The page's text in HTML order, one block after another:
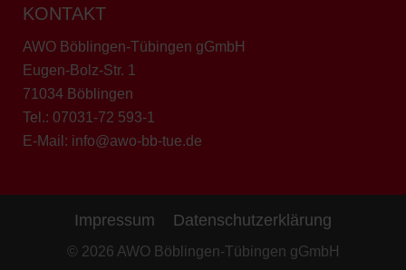
KONTAKT
AWO Böblingen-Tübingen gGmbH
Eugen-Bolz-Str. 1
71034 Böblingen
Tel.: 07031-72 593-1
E-Mail: info@awo-bb-tue.de
Impressum Datenschutzerklärung
© 2026 AWO Böblingen-Tübingen gGmbH